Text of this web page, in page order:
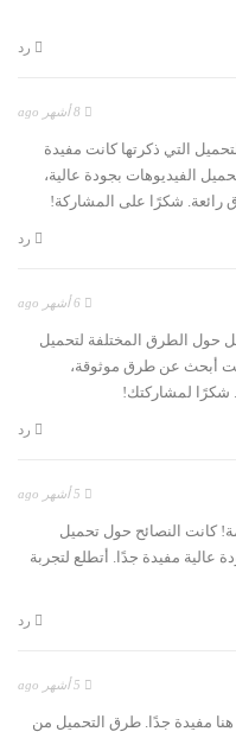
رد
التي ذكرتها كانت مفيدة
الفيديوهات بجودة عالية،
رائعة. شكرًا على المشاركة!
رد
حول الطرق المختلفة لتحميل
أبحث عن طرق موثوقة،
شكرًا لمشاركتك!
رد
كانت النصائح حول تحميل
عالية مفيدة جدًا. أتطلع لتجربة
رد
مفيدة جدًا. طرق التحميل من